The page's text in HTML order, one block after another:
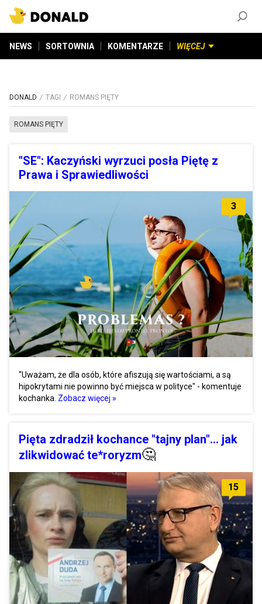
NEWS SORTOWNIA KOMENTARZE WIĘCEJ
DONALD TAGI ROMANS PIĘTY
ROMANS PIĘTY
"SE": Kaczyński wyrzuci posła Piętę z
Prawa i Sprawiedliwości
3
"Uważam, że dla osób, które afiszują się wartościami, a są
hipokrytami nie powinno być miejsca w polityce" - komentuje
kochanka. Zobacz więcej »
Pięta zdradził kochance "tajny plan"... jak
zlikwidować te*roryzm🤔
15